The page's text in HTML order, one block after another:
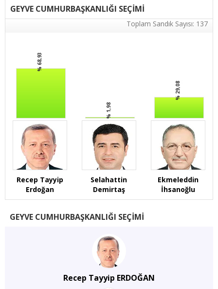
GEYVE CUMHURBAŞKANLIĞI SEÇİMİ
Toplam Sandık Sayısı: 137
% 68,93
Recep Tayyip
Erdoğan
% 1,98
Selahattin
Demirtaş
% 29,08
Ekmeleddin
İhsanoğlu
GEYVE CUMHURBAŞKANLIĞI SEÇİMİ
Recep Tayyip ERDOĞAN